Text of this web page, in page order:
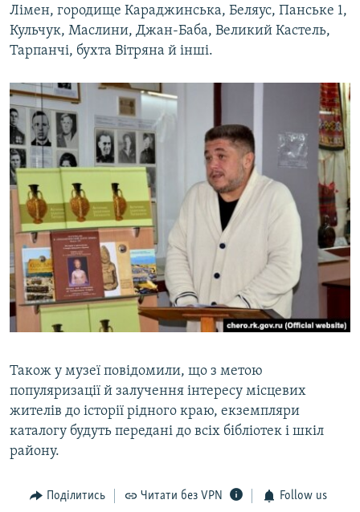
Лімен, городище Караджинська, Беляус, Панське 1,
Кульчук, Маслини, Джан-Баба, Великий Кастель,
Тарпанчі, бухта Вітряна й інші.
Також у музеї повідомили, що з метою
популяризації й залучення інтересу місцевих
жителів до історії рідного краю, екземпляри
каталогу будуть передані до всіх бібліотек і шкіл
району.
Поділитись Читати без VPN Follow us